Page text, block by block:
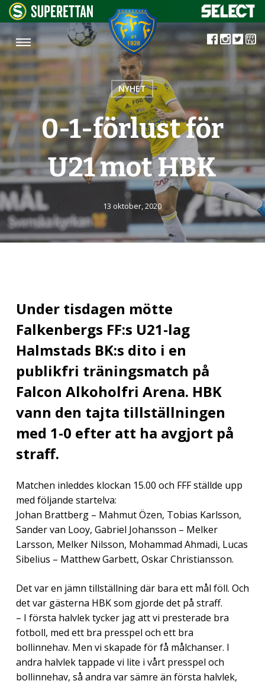
NYHET
0-1-förlust för
U21 mot HBK
13 oktober, 2020
Under tisdagen mötte
Falkenbergs FF:s U21-lag
Halmstads BK:s dito i en
publikfri träningsmatch på
Falcon Alkoholfri Arena. HBK
vann den tajta tillställningen
med 1-0 efter att ha avgjort på
straff.
Matchen inleddes klockan 15.00 och FFF ställde upp
med följande startelva:
Johan Brattberg – Mahmut Özen, Tobias Karlsson,
Sander van Looy, Gabriel Johansson – Melker
Larsson, Melker Nilsson, Mohammad Ahmadi, Lucas
Sibelius – Matthew Garbett, Oskar Christiansson.
Det var en jämn tillställning där bara ett mål föll. Och
det var gästerna HBK som gjorde det på straff.
– I första halvlek tycker jag att vi presterade bra
fotboll, med ett bra presspel och ett bra
bollinnehav. Men vi skapade för få målchanser. I
andra halvlek tappade vi lite i vårt presspel och
bollinnehav, så andra var sämre än första halvlek,